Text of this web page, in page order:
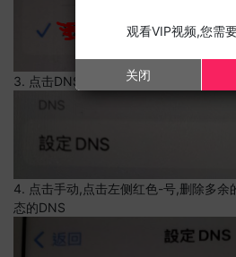
3. 点击DNS设置
4. 点击手动,点击左侧红色-号,删除多
态的DNS
观看VIP视频,您需
关闭